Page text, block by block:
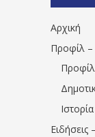
Αρχική
Προφίλ –
Ιστορία
Ειδήσεις